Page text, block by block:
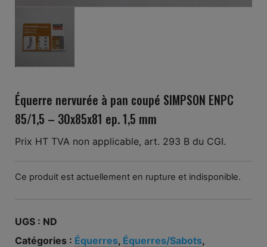
Équerre nervurée à pan coupé SIMPSON ENPC
85/1,5 – 30x85x81 ep. 1,5 mm
Prix HT TVA non applicable, art. 293 B du CGI.
Ce produit est actuellement en rupture et indisponible.
UGS : ND
Catégories : Équerres, Équerres/Sabots,